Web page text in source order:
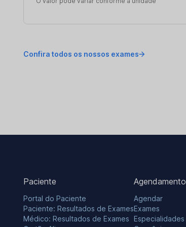
Confira todos os nossos exames
Paciente
Portal do Paciente
Paciente: Resultados de Exames
Médico: Resultados de Exames
Agendamento
Agendar
Exames
Especialidades